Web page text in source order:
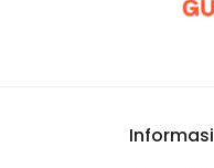
Informasi